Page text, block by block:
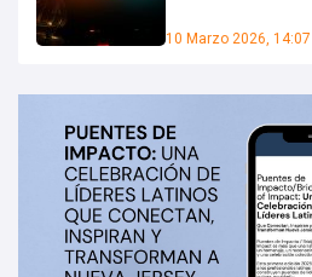
10 Marzo 2026, 14:07